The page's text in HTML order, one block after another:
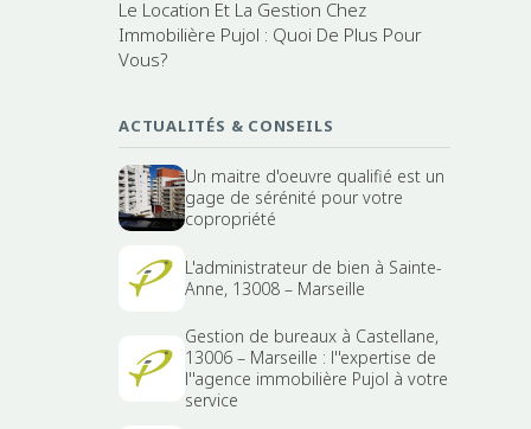
Le Location Et La Gestion Chez
Immobilière Pujol : Quoi De Plus Pour
Vous?
ACTUALITÉS & CONSEILS
Un maitre d'oeuvre qualifié est un
gage de sérénité pour votre
copropriété
L'administrateur de bien à Sainte-
Anne, 13008 – Marseille
Gestion de bureaux à Castellane,
13006 – Marseille : l''expertise de
l''agence immobilière Pujol à votre
service